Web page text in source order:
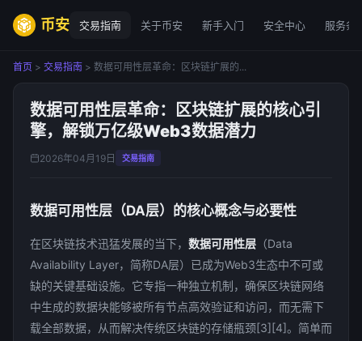
币安 交易指南 关于币安 新手入门 安全中心 服务条
首页 > 交易指南 > 数据可用性层革命：区块链扩展的...
数据可用性层革命：区块链扩展的核心引
擎，解锁万亿级Web3数据潜力
2026年04月19日 交易指南
数据可用性层（DA层）的核心概念与必要性
在区块链技术迅猛发展的当下， 数据可用性层 （Data
Availability Layer，简称DA层）已成为Web3生态中不可或
缺的关键基础设施。它专指一种独立机制，确保区块链网络
中生成的数据块能够被所有节点高效验证和访问，而无需下
载全部数据，从而解决传统区块链的存储瓶颈[3][4]。简单而